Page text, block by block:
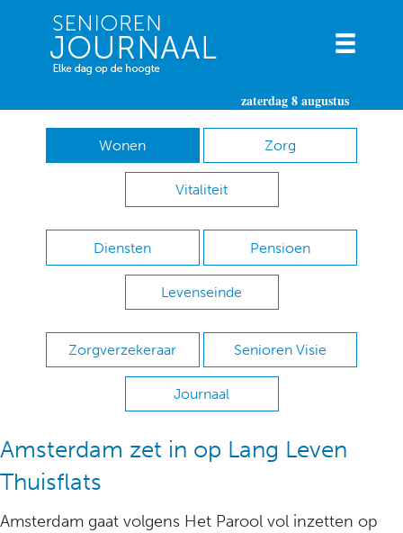
zaterdag 8 augustus
Wonen Zorg
Vitaliteit
Diensten Pensioen
Levenseinde
Zorgverzekeraar Senioren Visie
Journaal
Amsterdam zet in op Lang Leven
Thuisflats
Amsterdam gaat volgens Het Parool vol inzetten op